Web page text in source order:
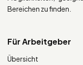
Bereichen zu finden.
Für Arbeitgeber
Übersicht